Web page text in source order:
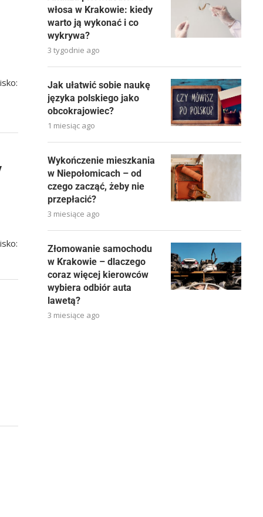
włosa w Krakowie: kiedy
warto ją wykonać i co
wykrywa?
3 tygodnie ago
Jak ułatwić sobie naukę
języka polskiego jako
obcokrajowiec?
1 miesiąc ago
Wykończenie mieszkania
w Niepołomicach – od
czego zacząć, żeby nie
przepłacić?
3 miesiące ago
Złomowanie samochodu
w Krakowie – dlaczego
coraz więcej kierowców
wybiera odbiór auta
lawetą?
3 miesiące ago